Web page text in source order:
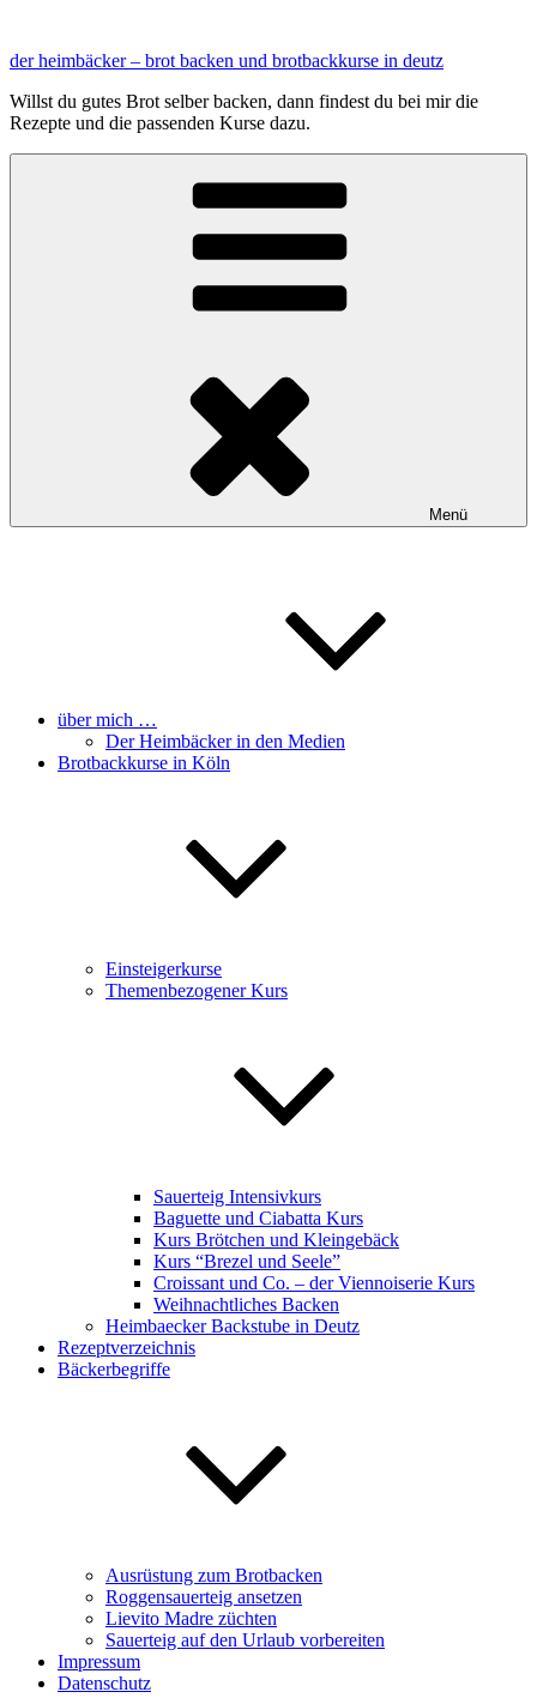
springen
der heimbäcker – brot backen und brotbackkurse in deutz
Willst du gutes Brot selber backen, dann findest du bei mir die
Rezepte und die passenden Kurse dazu.
Menü
über mich …
Der Heimbäcker in den Medien
Brotbackkurse in Köln
Einsteigerkurse
Themenbezogener Kurs
Sauerteig Intensivkurs
Baguette und Ciabatta Kurs
Kurs Brötchen und Kleingebäck
Kurs “Brezel und Seele”
Croissant und Co. – der Viennoiserie Kurs
Weihnachtliches Backen
Heimbaecker Backstube in Deutz
Rezeptverzeichnis
Bäckerbegriffe
Ausrüstung zum Brotbacken
Roggensauerteig ansetzen
Lievito Madre züchten
Sauerteig auf den Urlaub vorbereiten
Impressum
Datenschutz